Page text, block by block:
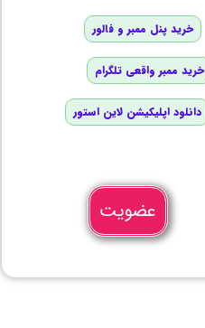
خرید پنل ممبر و فالور
خرید ممبر واقعی تلگرام
دانلود اپلیکیشن لاین استور
عضویت